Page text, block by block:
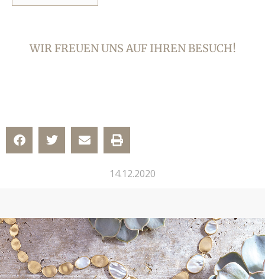
WIR FREUEN UNS AUF IHREN BESUCH!
14.12.2020